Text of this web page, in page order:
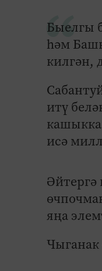
Быелгы
һәм
килгән,
итү
исә
Әйтергә
яңа
Чыганак